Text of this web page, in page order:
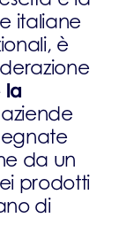
italiane
è
la
da un
prodotti
di